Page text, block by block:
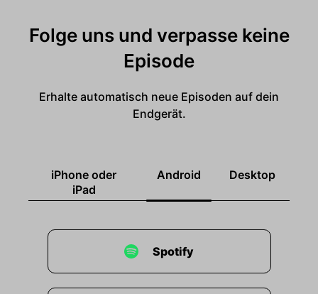
Folge uns und verpasse keine
Episode
Erhalte automatisch neue Episoden auf dein
Endgerät.
iPhone oder
iPad
Android Desktop
Spotify